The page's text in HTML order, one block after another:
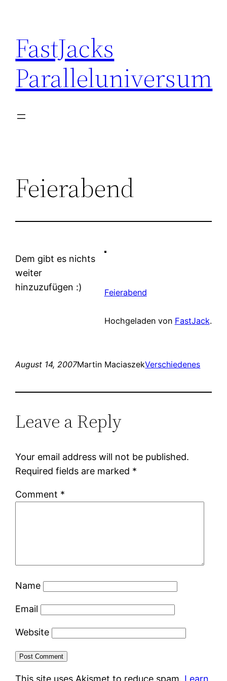
content
FastJacks
Paralleluniversum
Feierabend
Feierabend
Hochgeladen von FastJack.
Dem gibt es nichts
weiter
hinzuzufügen :)
August 14, 2007Martin MaciaszekVerschiedenes
Leave a Reply
Your email address will not be published.
Required fields are marked *
Comment *
Name
Email
Website
This site uses Akismet to reduce spam. Learn